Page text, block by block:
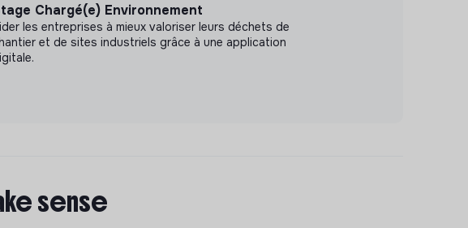
Chargé(e) Environnement
les entreprises à mieux valoriser leurs déchets de
et de sites industriels grâce à une application
sense